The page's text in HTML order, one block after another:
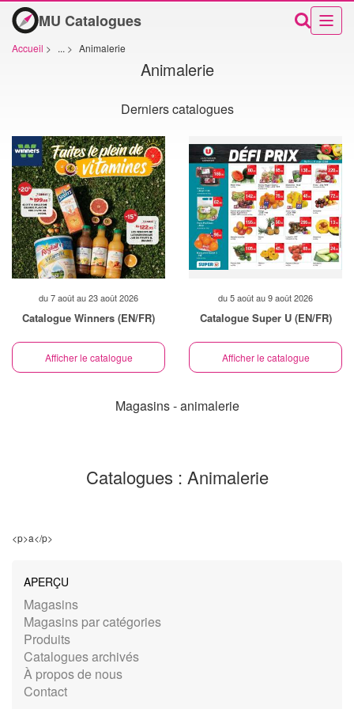
MU Catalogues
Accueil > ... > Animalerie
Animalerie
Derniers catalogues
du 7 août au 23 août 2026
Catalogue Winners (EN/FR)
Afficher le catalogue
du 5 août au 9 août 2026
Catalogue Super U (EN/FR)
Afficher le catalogue
Magasins - animalerie
Catalogues : Animalerie
<p>a</p>
APERÇU
Magasins
Magasins par catégories
Produits
Catalogues archivés
À propos de nous
Contact